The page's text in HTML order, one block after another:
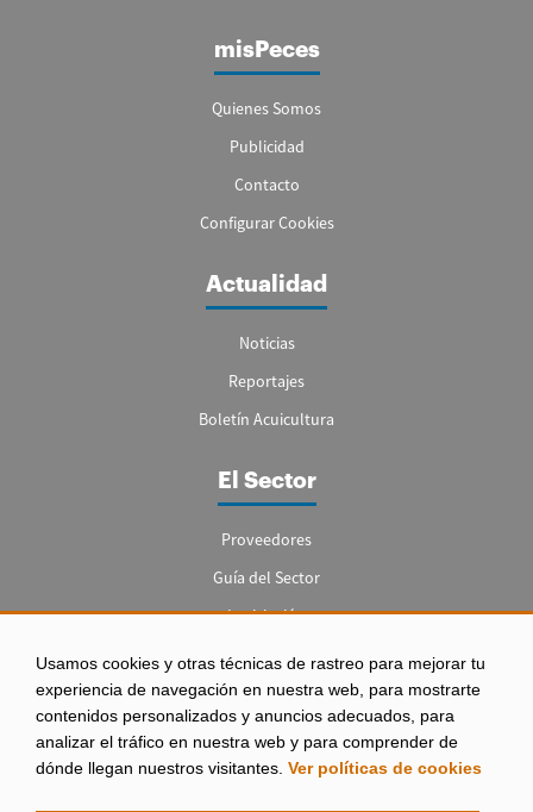
Usamos cookies y otras técnicas de rastreo para mejorar tu
experiencia de navegación en nuestra web, para mostrarte
contenidos personalizados y anuncios adecuados, para
analizar el tráfico en nuestra web y para comprender de
dónde llegan nuestros visitantes. Ver políticas de cookies
misPeces
Quienes Somos
Publicidad
Contacto
Configurar Cookies
Actualidad
Noticias
Reportajes
Boletín Acuicultura
El Sector
Proveedores
Guía del Sector
Legislación
Empleo
Aviso legal